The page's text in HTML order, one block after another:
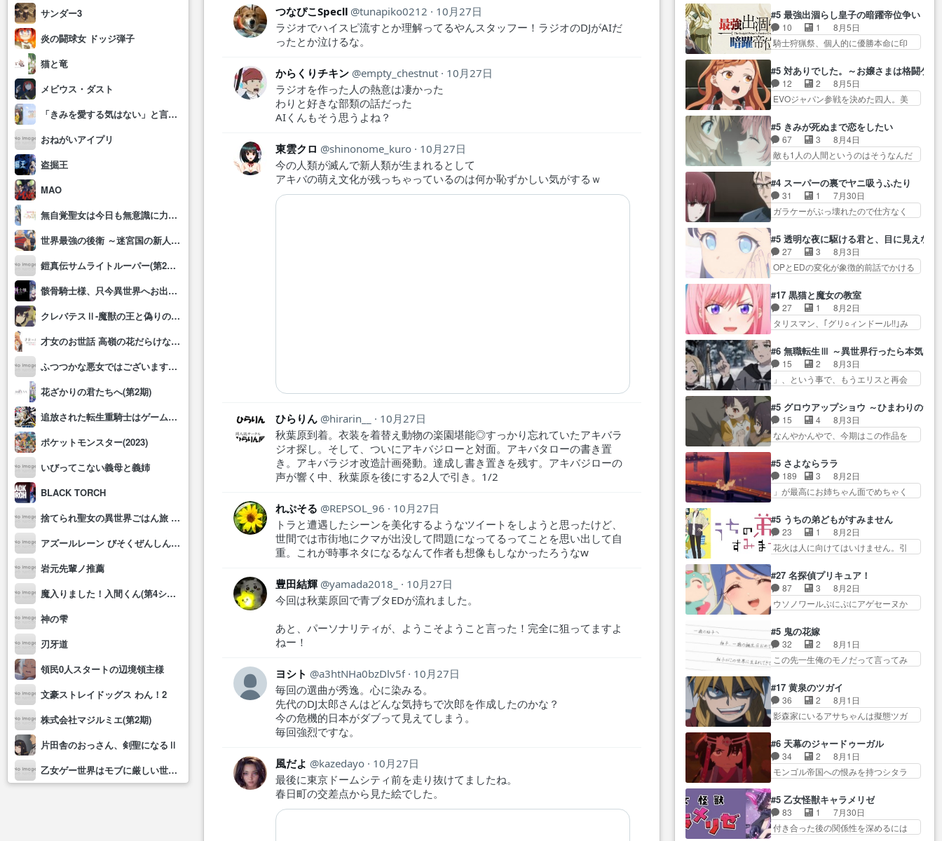
サンダー3
炎の闘球女 ドッジ弾子
猫と竜
メビウス・ダスト
「きみを愛する気はない」と言った次期公爵様がなぜか溺愛してきます
おねがいアイプリ
盗掘王
MAO
無自覚聖女は今日も無意識に力を垂れ流す
世界最強の後衛 ～迷宮国の新人探索者～
鎧真伝サムライトルーパー(第2クール)
骸骨騎士様、只今異世界へお出掛け中Ⅱ
クレバテスⅡ-魔獣の王と偽りの勇者伝承-
才女のお世話 高嶺の花だらけな名門校で、学院一のお嬢様(生活能力皆無)を陰ながらお世話することになりました
ふつつかな悪女ではございますが～雛宮蝶鼠とりかえ伝～
花ざかりの君たちへ(第2期)
追放された転生重騎士はゲーム知識で無双する
ポケットモンスター(2023)
いびってこない義母と義姉
BLACK TORCH
捨てられ聖女の異世界ごはん旅 隠れスキルでキャンピングカーを召喚しました
アズールレーン びそくぜんしんっ！にっ!!
岩元先輩ノ推薦
魔入りました！入間くん(第4シリーズ)
神の雫
刃牙道
領民0人スタートの辺境領主様
文豪ストレイドッグス わん！2
株式会社マジルミエ(第2期)
片田舎のおっさん、剣聖になるⅡ
乙女ゲー世界はモブに厳しい世界です2
つなぴこSpecⅡ tunapiko0212
10月27日
ラジオでハイスピ流すとか理解ってるやんスタッフー！ラジオのDJがAIだ
ったとか泣けるな。
からくりチキン empty_chestnut
10月27日
ラジオを作った人の熱意は凄かった
わりと好きな部類の話だった
AIくんもそう思うよね？
東雲クロ shinonome_kuro
10月27日
今の人類が滅んで新人類が生まれるとして
アキバの萌え文化が残っちゃっているのは何か恥ずかしい気がするｗ
ひらりん hirarin__
10月27日
秋葉原到着。衣装を着替え動物の楽園堪能◎すっかり忘れていたアキバラ
ジオ探し。そして、ついにアキバジローと対面。アキバタローの書き置
き。アキバラジオ改造計画発動。達成し書き置きを残す。アキバジローの
声が響く中、秋葉原を後にする2人で引き。1/2
れぷそる REPSOL_96
10月27日
トラと遭遇したシーンを美化するようなツイートをしようと思ったけど、
世間では市街地にクマが出没して問題になってるってことを思い出して自
重。これが時事ネタになるなんて作者も想像もしなかったろうなw
豊田結輝 yamada2018_
10月27日
今回は秋葉原回で青ブタEDが流れました。
あと、パーソナリティが、ようこそようこと言った！完全に狙ってますよ
ねー！
ヨシト a3htNHa0bzDlv5f
10月27日
毎回の選曲が秀逸。心に染みる。
先代のDJ太郎さんはどんな気持ちで次郎を作成したのかな？
今の危機的日本がダブって見えてしまう。
毎回強烈ですな。
風だよ kazedayo
10月27日
最後に東京ドームシティ前を走り抜けてましたね。
春日町の交差点から見た絵でした。
が暴れてると聞い… ちょっと年
齢の事を言いすぎとゆーか言い
訳… ベリルの母もやはり只者じ
ゃなかったかベリ…
が… “貧乏籤百連無料ガチャ”100
連でも1回… 2期入ってから地味
だよね。ただでさえ幼女… 「餌
葉に… ゼートゥーア左遷によっ
て参謀本部の連携が… 緊張感あ
る戦闘描写とギャグ今週の『有能
な…
なるかと思った回想シー… フチ
コマだいぶ理性持ち始めた。この世
界の… 原作読んだのもう何年も
前なのに、覚えてる… コイルの
導… やまとん1号はどこの部分で
使うのだろう？… 日本とロシア
が絡む政治の話かつ色々な用
しまし… 前回同様『イノセン
ス』を含む押井・神山版… 第５
話「EPISODEラストの母親の気持…
#5 最強出涸らし皇子の暗躍帝位争い
10 1
8月5日
騎士狩猟祭、個人的に優勝本命に印
のが面倒な時は古代魔法… エル
ナがチートすぎる笑アルは最初から
自分… プラネット・ウィズ展開
アツいな「騎士狩猟… 麦茶どこ
ぐ… 第５話をABEMAで視聴しま
した。視聴に… 復讐に燃える吸
血鬼兄弟の弟ですいいキャラ…
皇帝… ウサギ好きそうな王女殿
下がかわいい。幼馴… ついに始
まった狩猟祭。エルナの活躍で上
位…
#5 対ありでした。～お嬢さまは格闘ゲ
12 2
8月5日
EVOジャパン参戦を決めた四人。美
いと思ってた(無くて… 見た目は
気品溢れてるのに中身は…美緒マ
マ… テーマ：格ゲー大会に行く
には？感想は、美… 大会を前に
本… 東京で開催される格ゲー大
会に参加すること… Japanに向け
て外泊届にサインをもらっ… 長
よ… 旅の支度全部やってくれる
先輩、なんだかん… 第５話をｄ
アニメストアで視聴しました。視…
#5 きみが死ぬまで恋をしたい
67 3
8月4日
敵も1人の人間というのはそうなんだ
どういう意味だろうな… ミミを
人間に戻して欲しいでも自分達が代
わ… ご視聴ありがとうございま
した見るたびに切… 誰かと思っ
方… 第５話感想：コ□した相手に
も家族や…､戦… つらい回だ……
つらすぎる……。エスタ先輩…
の関係… 確かに相手にも家族や
大切な人はいるけど、… 白シャ
ツが作業着みたいなもんなんですか
ね…
#4 スーパーの裏でヤニ吸うふたり
31 1
7月30日
ガラケーがぶっ壊れたので仕方なく
年くらいに思ってたけど… やは
り出オチ感が否めず、エピソードの
打率… 田山さんが佐々木さんに
沼っていく…こんな… 佐々木さ
じ… 佐々木がガラケーからスマ
ホに変えるって、… もうドラマ
版孤独のグルメファンコンテン
佐々木さんの優しさ… 先行で見
た時より2人のやり取りに癒しを
感… ABEMA版の7〜8話佐々木が
実年齢以上…
#5 透明な夜に駆ける君と、目に見えない
27 3
8月3日
OPとEDの変化が象徴的前話でかける
った世界。どんな女… そうか、
こんな風に見えてるのかぁ。かけ
る… 完全な両片思いになりまし
たねぇ…OPとE… 余計な物は描
ん… 光も感じない完全な盲目な
んやね…おめかし… 母役に能登
さんって禁じ手使ってきたー！
て良かった本当… 股に海豚を挟
み水上バスでの会話を反芻…
恋… OPEDとも無人バージョンか
ら主人公２人…
#17 黒猫と魔女の教室
27 1
8月2日
タリスマン、｢グリ○ィンドール!!｣み
で力を合わせて倒… アリアはホ
ントスピカが大好きだよね。ツ
ン… 一等級ポテンシャルのアリ
アちゃん可愛くて… そういや、
… とうとうアリアと直接競う場
がきたこれまで… 毎度ながらの
スピカの顔面芸推しのハナち
味ダダ漏れで好き… 期末試験が
始まろうとしておりスピカは対
策… 能力鑑定胸像タリスマン氏
容姿も評価してし…
#6 無職転生Ⅲ ～異世界行ったら本気だ
15 2
8月3日
」、という事で、もうエリスと再会
てルーデウスの成長が確… 人間
関係の清算が粛々と進められている
サラ… サラとの関係に対して完
全に「昔の女」とし… ルーシー
微… サラとは会ってほしいちゃ
んとした別れ方し… サラは未練0
だと言っていたけど人の気持
モヤする別れ方だ… 役で出演さ
せていただきました！よろしく
お… 毎クールメインヒロインを
好きになっちゃう…
#5 グロウアップショウ ～ひまわりのサ
15 4
8月3日
なんやかんやで、今期はこの作品を
減らない(^_^;サ… 葵ちゃん可愛
すぎるな楠木ともりちゃんの
ね… デフォルメされた表情が特
に多かったのが印… 葵＆茜の回
ひ… 互いが互いのことを想って
いるのにすれ違っ… 第５話をｄ
アニメストアで視聴しました。
練習したい〟と言… 本当この作
品は「キャラ」を活かすのがう
ま… みずかちゃんの介入で双子
の仲にヒビが………
#5 さよならララ
189 3
8月2日
」が最高にお姉ちゃん面でめちゃく
ラスの弁償は求められた… 逡巡
を振り切ってみんなに謝ったララの
思い… 仕事に馴染めない辺り観
ていて苦しいところ… ララちゃ
い… ララと茉里とで初のアルバ
イト。七転八倒し… 労働するプ
リンセスえらい。プリンセスの
べて、帰りにカメ… ララが働く
事でのてんやわんや。働いて大
変… 地道に働き人と関わる日々
の中に愛を見いだ…
#5 うちの弟どもがすみません
23 1
8月2日
花火は人に向けてはいけません。引
たことなかったっけ！1… ってお
名前を見たんだけどあの中村大樹さ
ん… 糸ちゃんカッケー、色んな
意味でwゲームが… 姉から性的興
わ… テーマ：引きこもりの理由
感想は、久しぶり… 元ゲーマー
なので、はちゃめちゃ楽しく作
おかしいね(*´… 糸と源ははよ好
きおうとると言わんかい！引…
ショウくんと対等に話すためにゲー
ムをする…
#27 名探偵プリキュア！
87 3
8月2日
ウソノワールぷにぷにアゲセーヌか
争奪戦をやったと。… 記憶を取
り戻し正式に探偵事務所で働き始
め… ポワロ、元ネタを解説して
原作に誘導するの… くれあさん
ょ… ・急にクイズ番組が始まっ
たw・妖精ウソノ… るるかの助手
だった？今回が初めての探偵
レアさん探偵すぎ… 突然のポア
ロクイズは草なんよ。んで、あ
ん… 今回からついにくれあが探
偵事務所の仲間に…
#5 鬼の花嫁
32 2
8月1日
この先一生俺のモノだって言ってみ
ゼント………とは思っ… 玲夜さ
ん柚子に18年分の誕生日プレゼン
ト… 柚子は鬼龍院家から初めて
学校に通う事にな… プレゼント
レ… 玲夜さまサプライズの、こ
れまでの柚子ちゃ… 玲夜から柚
子へ17年分の誕生日&を未来に…
な… 梅原の人が18歳になるまで
の誕生プレゼン… なよなよした
男（cv石田彰）梅ちゃんがた…
#17 黄泉のツガイ
36 2
8月1日
影森家にいるアサちゃんは擬態ツガ
や気持ちを汲んで熱くな… 屋敷
にアサはいなかった逆にガブちゃん
はい… 影森の当主が際限なくツ
ガイを増やせるのに… 今回はも
怒… ユルと戦った時から伏線が
張られていたのが… しかしアサ
は、兄様に会いたいbotだと思…
#6 天幕のジャードゥーガル
34 2
8月1日
モンゴル帝国への恨みを持つシタラ
るのだけどいつの間にか… オゴ
タイの妃になってもその心は晴れ
ず、モ… ドレゲネの過去、宝石
だった彼女が人になり… ドレゲ
#5 乙女怪獣キャラメリゼ
83 1
7月30日
付き合った後の関係性を深めるには